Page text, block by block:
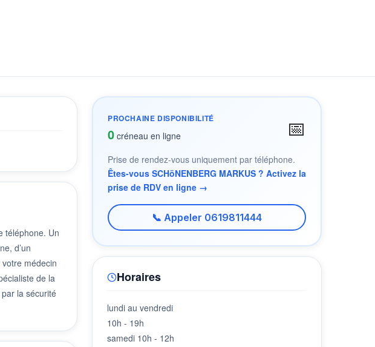
téléphone. Un
d’un
médecin
de la
la sécurité
PROCHAINE DISPONIBILITÉ
0 créneau en ligne 📅
Prise de rendez-vous uniquement par téléphone.
Êtes-vous SCHöNENBERG MARKUS ? Activez la
prise de RDV en ligne →
📞 Appeler 0619811444
Horaires
lundi au vendredi
10h - 19h
samedi 10h - 12h